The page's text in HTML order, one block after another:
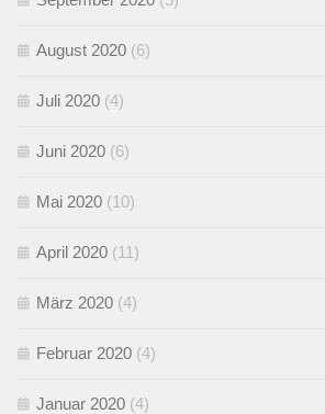
August 2020 (6)
Juli 2020 (4)
Juni 2020 (6)
Mai 2020 (10)
April 2020 (11)
März 2020 (4)
Februar 2020 (4)
Januar 2020 (4)